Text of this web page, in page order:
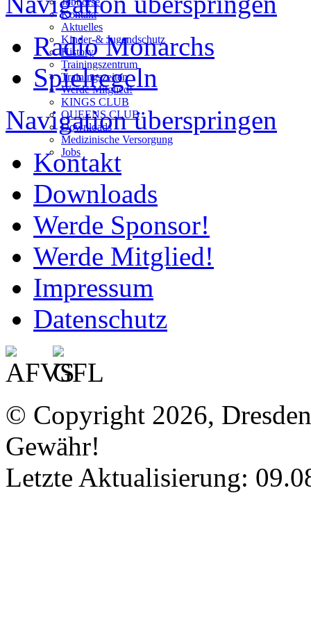
Kontakt
Aktuelles
Kinder-& Jugendschutz
History
Trainingszentrum
Trainingszeiten
Werde Mitglied!
KINGS CLUB
QUEENS CLUB
Downloads
Medizinische Versorgung
Jobs
Radio Monarchs
Spielregeln
Navigation überspringen
Kontakt
Downloads
Werde Sponsor!
Werde Mitglied!
Impressum
Datenschutz
© Copyright 2026,
Gewähr!
Letzte Aktualisierung: